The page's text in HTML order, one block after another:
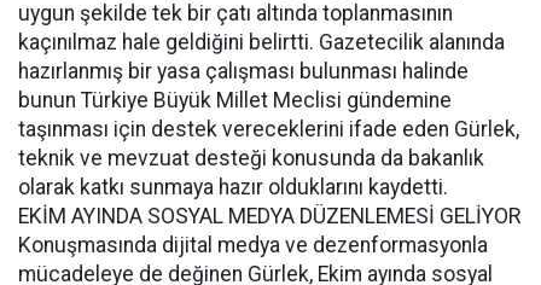
uygun şekilde tek bir çatı altında toplanmasının
kaçınılmaz hale geldiğini belirtti. Gazetecilik alanında
hazırlanmış bir yasa çalışması bulunması halinde
bunun Türkiye Büyük Millet Meclisi gündemine
taşınması için destek vereceklerini ifade eden Gürlek,
teknik ve mevzuat desteği konusunda da bakanlık
olarak katkı sunmaya hazır olduklarını kaydetti.
EKİM AYINDA SOSYAL MEDYA DÜZENLEMESİ GELİYOR
Konuşmasında dijital medya ve dezenformasyonla
mücadeleye de değinen Gürlek, Ekim ayında sosyal